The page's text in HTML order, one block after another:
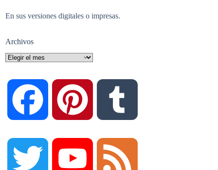
En sus versiones digitales o impresas.
Archivos
Archivos